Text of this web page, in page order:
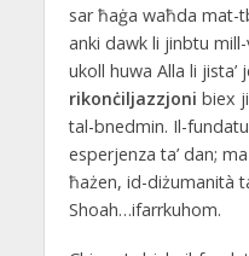
sar ħaġa waħda mat-
anki dawk li jinbtu
ukoll huwa Alla li
rikonċiljazzjoni biex
tal-bnedmin. Il-
esperjenza ta’ dan;
ħażen, id-diżumanità
Shoah…ifarrkuhom.